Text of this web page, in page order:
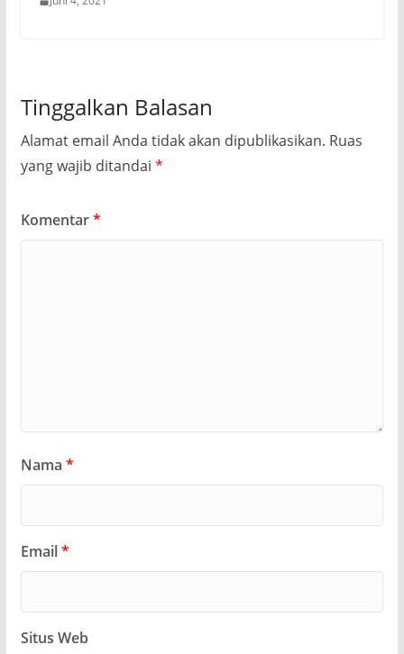
Tinggalkan Balasan
Alamat email Anda tidak akan dipublikasikan. Ruas
yang wajib ditandai *
Komentar*
Nama *
Email*
Situs Web